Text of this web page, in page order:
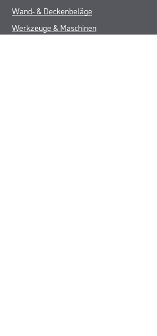
Wand- & Deckenbeläge
Werkzeuge & Maschinen